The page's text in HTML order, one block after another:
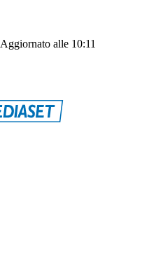
Aggiornato alle 10:11